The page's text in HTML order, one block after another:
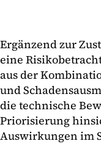
Ergänzend zur
eine
aus der
und
die technische
Priorisierung
Auswirkungen im